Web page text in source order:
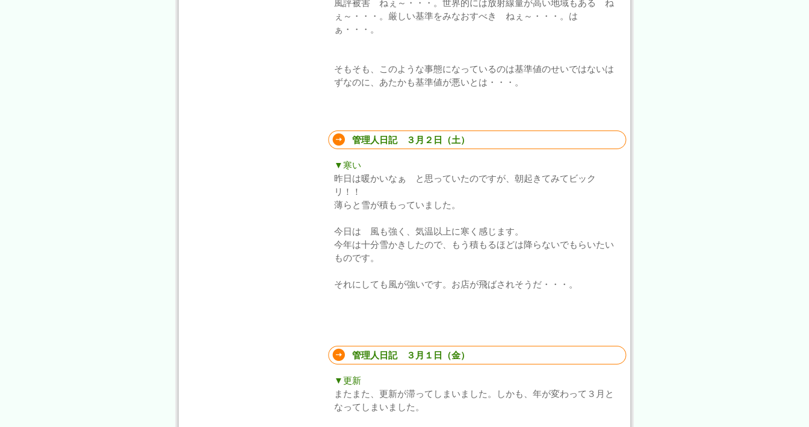
風評被害 ねぇ～・・・。世界的には放射線量が高い地域もある ね
ぇ～・・・。厳しい基準をみなおすべき ねぇ～・・・。は
ぁ・・・。
そもそも、このような事態になっているのは基準値のせいではないは
ずなのに、あたかも基準値が悪いとは・・・。
管理人日記 ３月２日（土）
▼寒い
昨日は暖かいなぁ と思っていたのですが、朝起きてみてビック
リ！！
薄らと雪が積もっていました。
今日は 風も強く、気温以上に寒く感じます。
今年は十分雪かきしたので、もう積もるほどは降らないでもらいたい
ものです。
それにしても風が強いです。お店が飛ばされそうだ・・・。
管理人日記 ３月１日（金）
▼更新
またまた、更新が滞ってしまいました。しかも、年が変わって３月と
なってしまいました。